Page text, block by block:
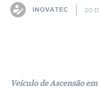
INOVATEC 20
Veículo de Ascensão